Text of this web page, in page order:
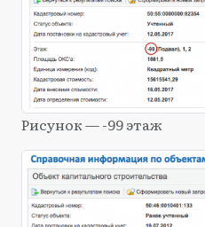
Рисунок — -99 этаж